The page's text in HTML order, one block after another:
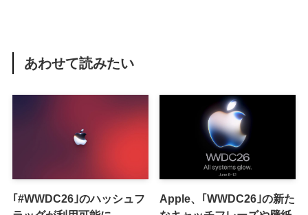
あわせて読みたい
｢#WWDC26｣のハッシュフ
Apple、｢WWDC26｣の新た